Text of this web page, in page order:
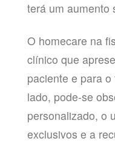
terá um aumento
O homecare na
clínico que
paciente e para
lado, pode-se
personalizado, o
exclusivos e a